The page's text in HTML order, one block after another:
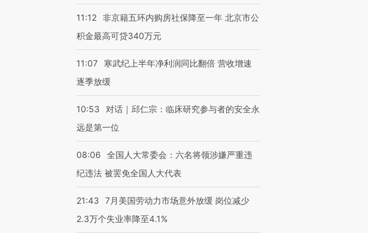
11:12 非京籍五环内购房社保降至一年 北京市公
积金最高可贷340万元
11:07
寒武纪上半年净利润同比翻倍 营收增速
逐季放缓
10:53
对话｜邱仁宗：临床研究参与者的安全永
远是第一位
08:06
全国人大常委会：六名将领涉嫌严重违
纪违法 被罢免全国人大代表
21:43
7月美国劳动力市场意外放缓 岗位减少
2.3万个失业率降至4.1%